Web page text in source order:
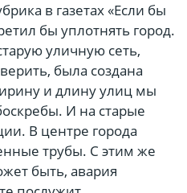
в газетах «Если бы
бы уплотнять город.
уличную сеть,
была создана
и длину улиц мы
И на старые
В центре города
трубы. С этим же
быть, авария